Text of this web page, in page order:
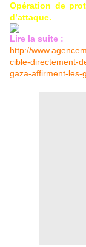
Opération de
d’attaque.
Lire la suite :
http://
cible-directement-
gaza-affirment-les-